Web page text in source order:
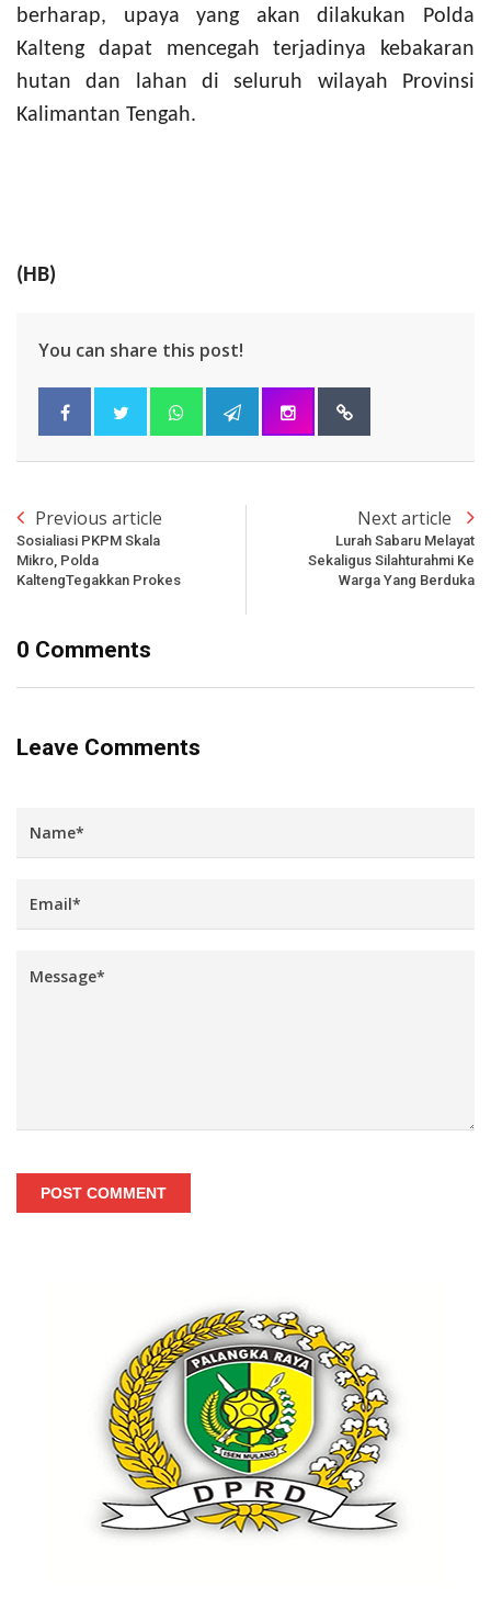
berharap, upaya yang akan dilakukan Polda
Kalteng dapat mencegah terjadinya kebakaran
hutan dan lahan di seluruh wilayah Provinsi
Kalimantan Tengah.
(HB)
You can share this post!
Previous article
Sosialiasi PKPM Skala
Mikro, Polda
KaltengTegakkan Prokes
Next article
Lurah Sabaru Melayat
Sekaligus Silahturahmi Ke
Warga Yang Berduka
0 Comments
Leave Comments
POST COMMENT